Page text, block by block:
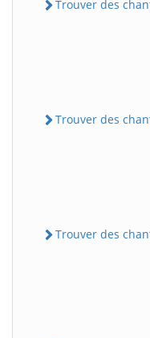
Trouver des
Trouver des
Trouver des